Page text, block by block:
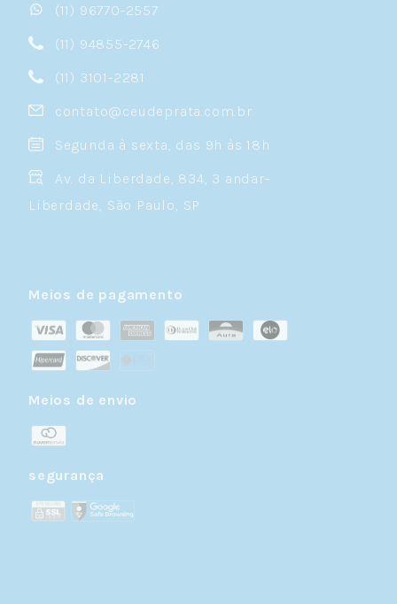
(11) 96770-2557
(11) 94855-2746
(11) 3101-2281
contato@ceudeprata.com.br
Segunda à sexta, das 9h às 18h
Av. da Liberdade, 834, 3 andar-
Liberdade, São Paulo, SP
Meios de pagamento
Meios de envio
segurança